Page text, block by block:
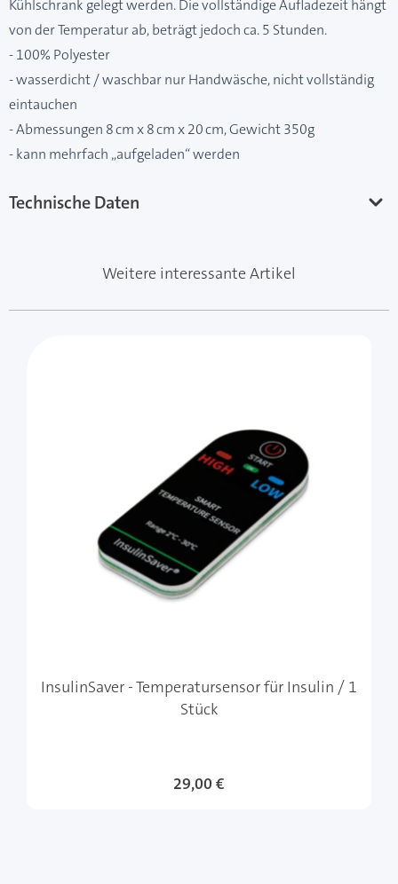
Kühlschrank gelegt werden. Die vollständige Aufladezeit hängt
von der Temperatur ab, beträgt jedoch ca. 5 Stunden.
- 100% Polyester
- wasserdicht / waschbar nur Handwäsche, nicht vollständig
eintauchen
- Abmessungen 8 cm x 8 cm x 20 cm, Gewicht 350g
- kann mehrfach „aufgeladen“ werden
Technische Daten
Weitere interessante Artikel
InsulinSaver - Temperatursensor für Insulin / 1
Stück
29,00 €